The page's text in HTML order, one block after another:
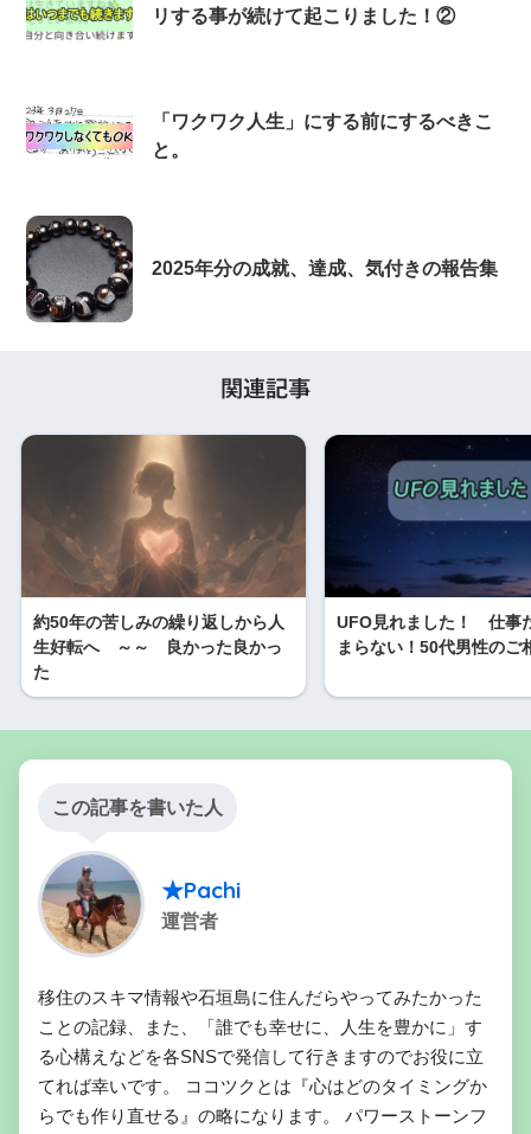
リする事が続けて起こりました！②
「ワクワク人生」にする前にするべきこ
と。
2025年分の成就、達成、気付きの報告集
関連記事
約50年の苦しみの繰り返しから人
生好転へ ～～ 良かった良かっ
た
UFO見れました！ 仕事
まらない！50代男性のご
この記事を書いた人
★Pachi
運営者
移住のスキマ情報や石垣島に住んだらやってみたかった
ことの記録、また、「誰でも幸せに、人生を豊かに」す
る心構えなどを各SNSで発信して行きますのでお役に立
てれば幸いです。 ココツクとは『心はどのタイミングか
らでも作り直せる』の略になります。 パワーストーンフ